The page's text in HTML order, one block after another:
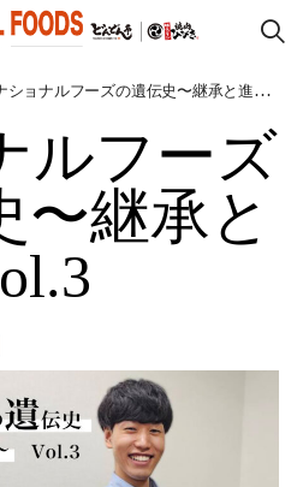
CLOSE
CLOSE
ショナルフーズの遺伝史〜継承と進化〜vol.3
ルフーズ
〜継承と